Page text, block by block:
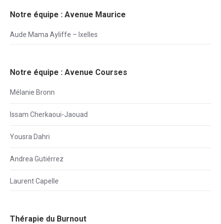
Notre équipe : Avenue Maurice
Aude Mama Ayliffe – Ixelles
Notre équipe : Avenue Courses
Mélanie Bronn
Issam Cherkaoui-Jaouad
Yousra Dahri
Andrea Gutiérrez
Laurent Capelle
Thérapie du Burnout